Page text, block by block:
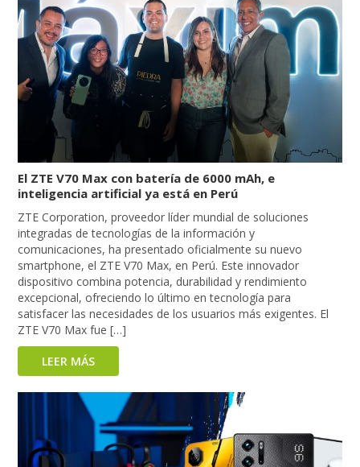
El ZTE V70 Max con batería de 6000 mAh, e
inteligencia artificial ya está en Perú
ZTE Corporation, proveedor líder mundial de soluciones
integradas de tecnologías de la información y
comunicaciones, ha presentado oficialmente su nuevo
smartphone, el ZTE V70 Max, en Perú. Este innovador
dispositivo combina potencia, durabilidad y rendimiento
excepcional, ofreciendo lo último en tecnología para
satisfacer las necesidades de los usuarios más exigentes. El
ZTE V70 Max fue […]
LEER MÁS